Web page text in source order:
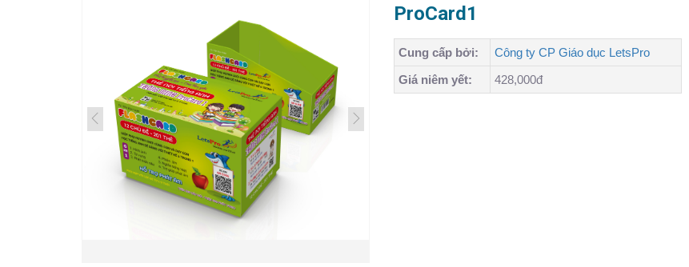
ProCard1
Cung cấp bởi:
Công ty CP Giáo dục LetsPro
Giá niêm yết:
428,000đ